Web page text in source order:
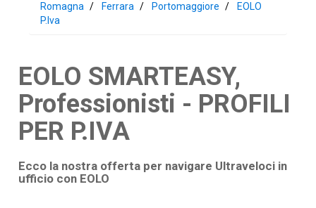
Romagna
Ferrara Portomaggiore
EOLO
P.Iva
EOLO SMARTEASY,
Professionisti - PROFILI
PER P.IVA
Ecco la nostra offerta per navigare Ultraveloci in
ufficio con EOLO